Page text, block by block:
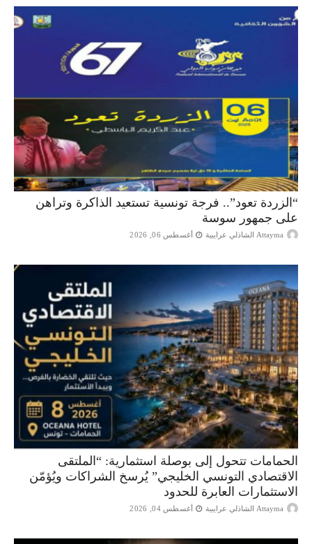
“الزردة تعود”.. فرجة تونسية تستعيد الذاكرة وتراهن
على جمهور سوسة
Attayma الشاذلي عرايبية أغسطس 06, 2026
الحمامات تتحول إلى بوصلة استثمارية: “الملتقى
الاقتصادي التونسي الخليجي” يُرسخ الشراكات ويُؤمّن
الاستثمارات العابرة للحدود
Attayma الشاذلي عرايبية أغسطس 04, 2026